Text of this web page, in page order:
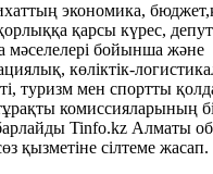
экономика,
қарсы күрес,
мәселелері бойынша және
көліктік-
туризм мен спортты
комиссияларының
Tinfo.kz Алматы
қызметіне сілтеме жасап.